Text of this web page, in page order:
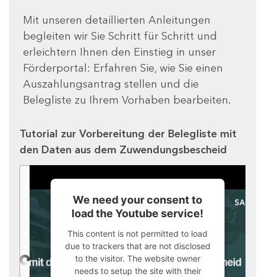
Mit unseren detaillierten Anleitungen
begleiten wir Sie Schritt für Schritt und
erleichtern Ihnen den Einstieg in unser
Förderportal: Erfahren Sie, wie Sie einen
Auszahlungsantrag stellen und die
Belegliste zu Ihrem Vorhaben bearbeiten.
Tutorial zur Vorbereitung der Belegliste mit
den Daten aus dem Zuwendungsbescheid
We need your consent to
load the Youtube service!
This content is not permitted to load
due to trackers that are not disclosed
to the visitor. The website owner
needs to setup the site with their